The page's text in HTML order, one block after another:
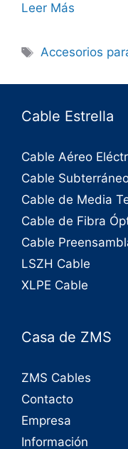
Leer Más
Accesorios
Cable Estrella
Cable Aéreo
Cable
Cable de Media
Cable de Fibra
Cable
LSZH Cable
XLPE Cable
Casa de ZMS
ZMS Cables
Contacto
Empresa
Información